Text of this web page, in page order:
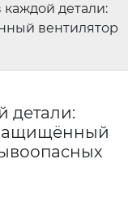
детали:
вентилятор
детали: